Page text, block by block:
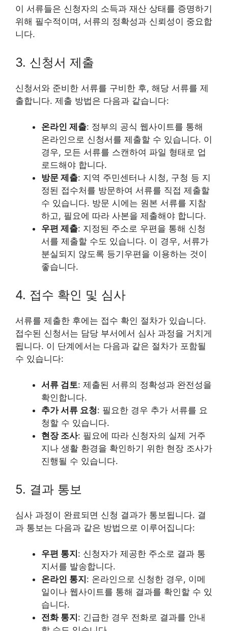
이 서류들은 신청자의 소득과 재산 상태를 증명하기
위해 필수적이며, 서류의 정확성과 신뢰성이 중요합
니다.
3. 신청서 제출
신청서와 준비한 서류를 구비한 후, 해당 서류를 제
출합니다. 제출 방법은 다음과 같습니다:
온라인 제출: 정부의 공식 웹사이트를 통해
온라인으로 신청서를 제출할 수 있습니다. 이
경우, 모든 서류를 스캔하여 파일 형태로 업
로드해야 합니다.
방문 제출: 지역 주민센터나 시청, 구청 등 지
정된 접수처를 방문하여 서류를 직접 제출할
수 있습니다. 방문 시에는 원본 서류를 지참
하고, 필요에 따라 사본을 제출해야 합니다.
우편 제출: 지정된 주소로 우편을 통해 신청
서를 제출할 수도 있습니다. 이 경우, 서류가
분실되지 않도록 등기우편을 이용하는 것이
좋습니다.
4. 접수 확인 및 심사
서류를 제출한 후에는 접수 확인 절차가 있습니다.
접수된 신청서는 담당 부서에서 심사 과정을 거치게
됩니다. 이 단계에서는 다음과 같은 절차가 포함될
수 있습니다:
서류 검토: 제출된 서류의 정확성과 완전성을
확인합니다.
추가 서류 요청: 필요한 경우 추가 서류를 요
청할 수 있습니다.
현장 조사: 필요에 따라 신청자의 실제 거주
지나 생활 환경을 확인하기 위한 현장 조사가
진행될 수 있습니다.
5. 결과 통보
심사 과정이 완료되면 신청 결과가 통보됩니다. 결
과 통보는 다음과 같은 방법으로 이루어집니다:
우편 통지: 신청자가 제공한 주소로 결과 통
지서를 발송합니다.
온라인 통지: 온라인으로 신청한 경우, 이메
일이나 웹사이트를 통해 결과를 확인할 수 있
습니다.
전화 통지: 긴급한 경우 전화로 결과를 안내